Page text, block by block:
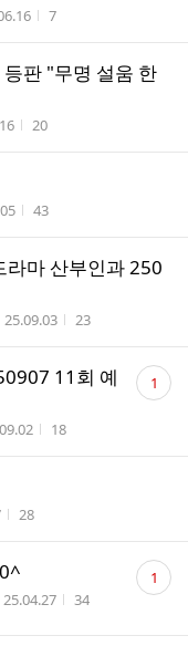
시간 조회수
7
판 "무명 설움 한
조회수
20
조회수
43
라마 산부인과 250
작성시간
25.09.03 조회수
23
11회 예
시간 조회수
18
댓
글 1
조회수
28
작성시간
25.04.27 조회수
34
댓
글 1